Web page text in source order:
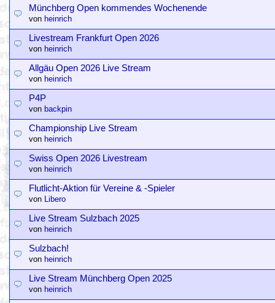
Münchberg Open kommendes Wochenende
von heinrich
Livestream Frankfurt Open 2026
von heinrich
Allgäu Open 2026 Live Stream
von heinrich
P4P
von backpin
Championship Live Stream
von heinrich
Swiss Open 2026 Livestream
von heinrich
Flutlicht-Aktion für Vereine & -Spieler
von Libero
Live Stream Sulzbach 2025
von heinrich
Sulzbach!
von heinrich
Live Stream Münchberg Open 2025
von heinrich